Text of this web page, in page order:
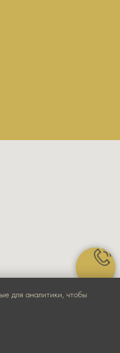
для аналитики, чтобы